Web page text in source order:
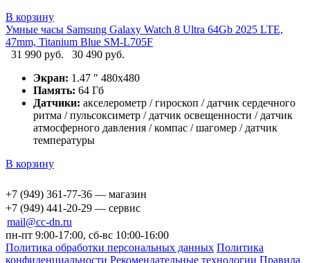
В корзину
Умные часы Samsung Galaxy Watch 8 Ultra 64Gb 2025 LTE,
47mm, Titanium Blue SM-L705F
31 990 руб.
30 490 руб.
Экран: 1.47 " 480x480
Память: 64 Гб
Датчики: акселерометр / гироскоп / датчик сердечного
ритма / пульсоксиметр / датчик освещенности / датчик
атмосферного давления / компас / шагомер / датчик
температуры
В корзину
+7 (949) 361-77-36 — магазин
+7 (949) 441-20-29 — сервис
mail@cc-dn.ru
пн-пт 9:00-17:00, сб-вс 10:00-16:00
Политика обработки персональных данных Политика
конфиденциальности Рекомендательные технологии Правила